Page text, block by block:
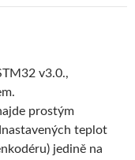
v3.0.,
prostým
teplot
jedině na